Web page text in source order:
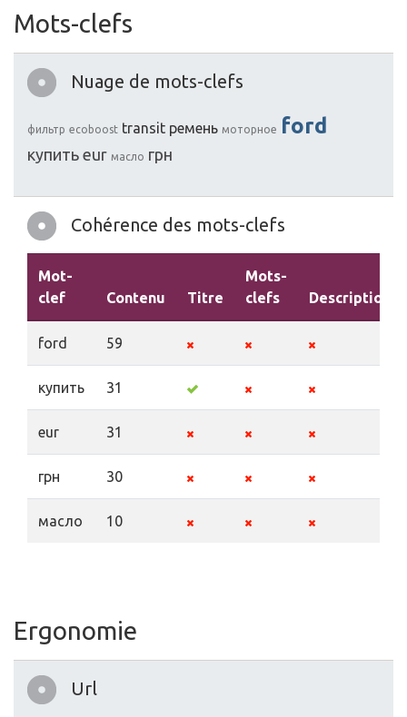
Mots-clefs
Nuage de mots-clefs
фильтр ecoboost transit ремень моторное ford
купить eur масло грн
Cohérence des mots-clefs
Mot-
clef
Contenu Titre
Mots-
clefs
Description
ford 59
купить 31
eur 31
грн 30
масло 10
Ergonomie
Url